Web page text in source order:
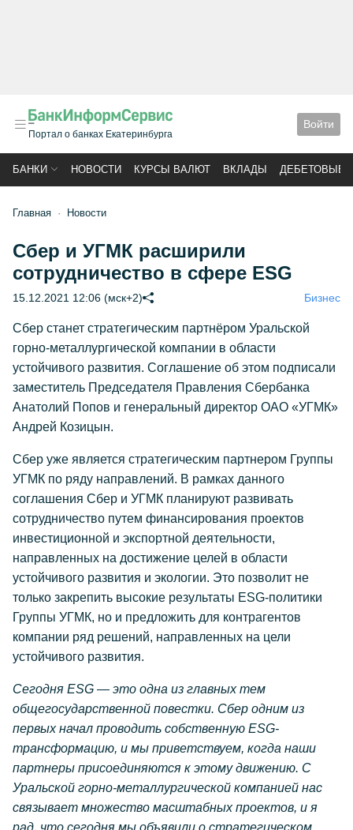
Портал о банках Екатеринбурга
Войти
БАНКИ НОВОСТИ КУРСЫ ВАЛЮТ ВКЛАДЫ ДЕБЕТОВЫЕ
Главная Новости
Сбер и УГМК расширили
сотрудничество в сфере ESG
15.12.2021 12:06 (мск+2) Бизнес
Сбер станет стратегическим партнёром Уральской
горно-металлургической компании в области
устойчивого развития. Соглашение об этом подписали
заместитель Председателя Правления Сбербанка
Анатолий Попов и генеральный директор ОАО «УГМК»
Андрей Козицын.
Сбер уже является стратегическим партнером Группы
УГМК по ряду направлений. В рамках данного
соглашения Сбер и УГМК планируют развивать
сотрудничество путем финансирования проектов
инвестиционной и экспортной деятельности,
направленных на достижение целей в области
устойчивого развития и экологии. Это позволит не
только закрепить высокие результаты ESG-политики
Группы УГМК, но и предложить для контрагентов
компании ряд решений, направленных на цели
устойчивого развития.
Сегодня ESG — это одна из главных тем
общегосударственной повестки. Сбер одним из
первых начал проводить собственную ESG-
трансформацию, и мы приветствуем, когда наши
партнеры присоединяются к этому движению. С
Уральской горно-металлургической компанией нас
связывает множество масштабных проектов, и я
рад, что сегодня мы объявили о стратегическом